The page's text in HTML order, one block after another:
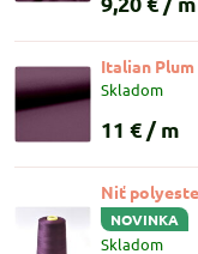
Italian
Skladom
11 € / m
Niť
NOVINKA
Skladom